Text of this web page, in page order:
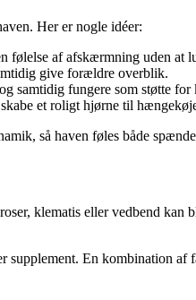
Her er nogle idéer:
følelse af afskærmning uden at
give forældre overblik.
samtidig fungere som støtte for
et roligt hjørne til
så haven føles både
klematis eller vedbend
En kombination af